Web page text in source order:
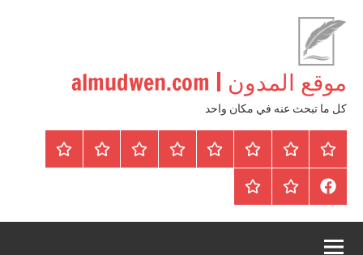
المحتوى
موقع المدون | almudwen.com
كل ما تبحث عنه في مكان واحد
الرئيسيةالمواضيعوظائف
محلية
/
دولية
عقارات Blog
من
اتصل
سياسة
FaceBookعقارات
للبيع
أرشيف
موقع